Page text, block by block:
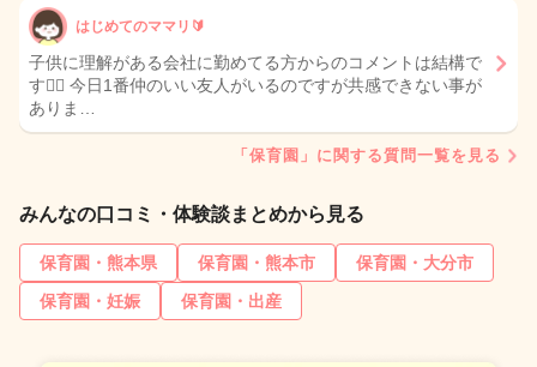
はじめてのママリ🔰
子供に理解がある会社に勤めてる方からのコメントは結構で
す🙇‍♀️ 今日1番仲のいい友人がいるのですが共感できない事が
ありま…
「保育園」に関する質問一覧を見る
みんなの口コミ・体験談まとめから見る
保育園・熊本県 保育園・熊本市
保育園・大分市
保育園・妊娠
保育園・出産